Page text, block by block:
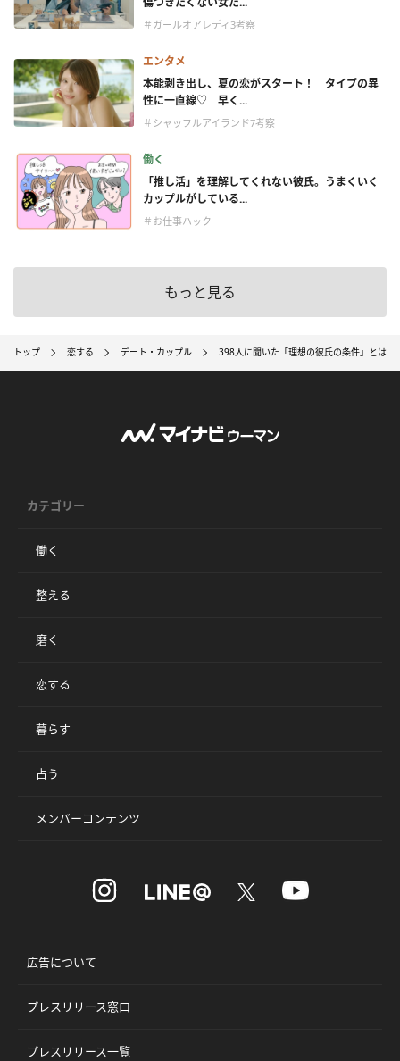
＃ガールオアレディ3考察
エンタメ
本能剥き出し、夏の恋がスタート！ タイプの異
性に一直線♡ 早く...
＃シャッフルアイランド7考察
働く
「推し活」を理解してくれない彼氏。うまくいく
カップルがしている...
＃お仕事ハック
もっと見る
トップ 恋する デート・カップル 398人に聞いた「理想の彼氏の条件」とは
カテゴリー
働く
整える
磨く
恋する
暮らす
占う
メンバーコンテンツ
広告について
プレスリリース窓口
プレスリリース一覧